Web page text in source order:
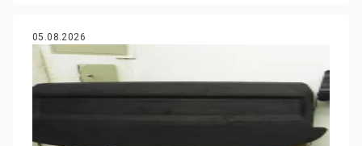
05.08.2026